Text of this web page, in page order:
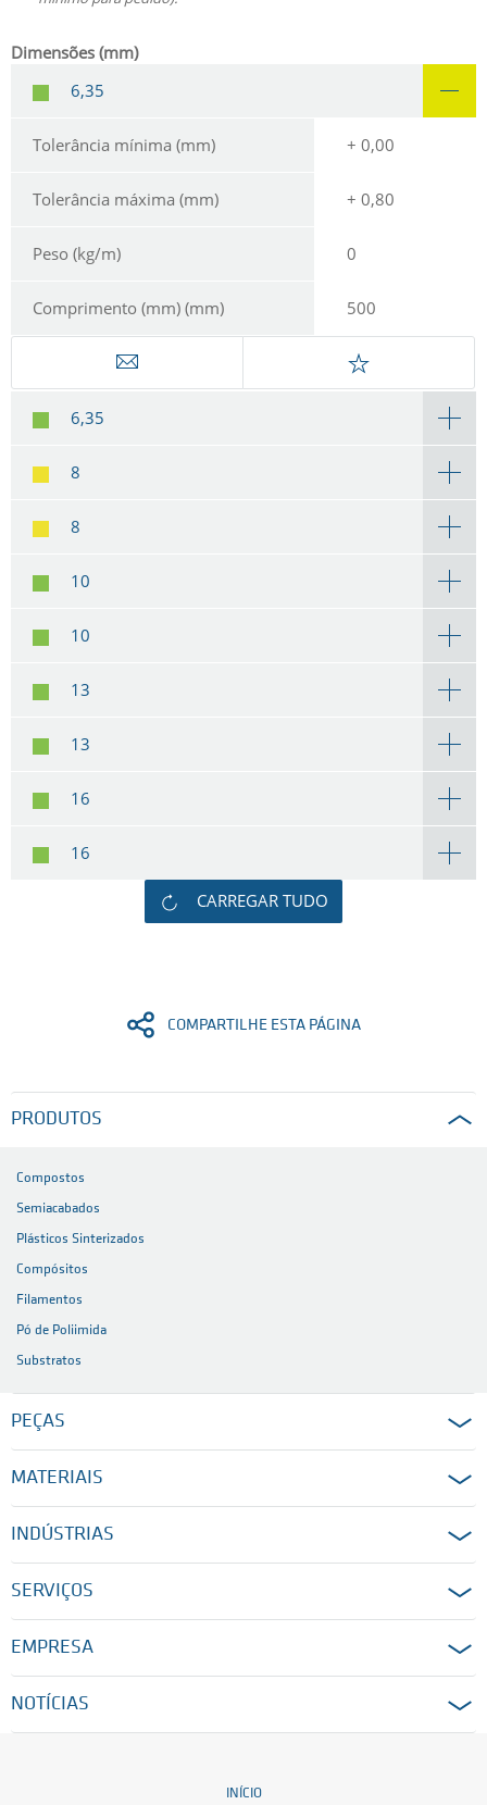
Dimensões (mm)
6,35
Tolerância mínima (mm) + 0,00
Tolerância máxima (mm) + 0,80
Peso (kg/m) 0
Comprimento (mm) (mm) 500
6,35
8
8
10
10
13
13
16
16
CARREGAR TUDO
COMPARTILHE ESTA PÁGINA
PRODUTOS
Compostos
Semiacabados
Plásticos Sinterizados
Compósitos
Filamentos
Pó de Poliimida
Substratos
PEÇAS
MATERIAIS
INDÚSTRIAS
SERVIÇOS
EMPRESA
NOTÍCIAS
INÍCIO